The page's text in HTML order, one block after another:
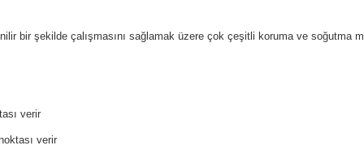
bir şekilde çalışmasını sağlamak üzere çok çeşitli koruma ve soğutma
verir
verir